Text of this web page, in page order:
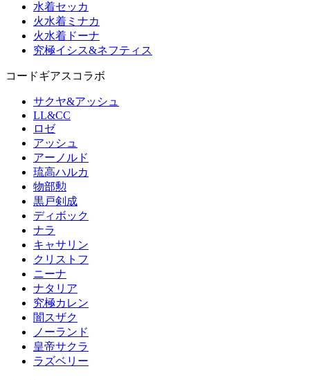
水着セッカ
火水着ミナカ
火水着ドーナ
究極イシス&ネフティス
コードギアスコラボ
サクヤ&アッシュ
LL&CC
ロゼ
アッシュ
アーノルド
琉高ハルカ
物部勲
黒戸剣成
ディボック
ナラ
キャサリン
クリストフ
ニーナ
ナタリア
究極カレン
闇スザク
ノーランド
皇帝サクラ
ラズベリー